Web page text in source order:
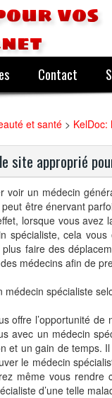
vos
Contact
et santé >
site approprié
voir un médecin
être énervant
lorsque vous avez
spécialiste, cela
faire des
médecins afin de
médecin spécialiste
offre l’opportunité
avec un médecin
et un gain de temps.
le médecin
même vous rendre
d’une telle